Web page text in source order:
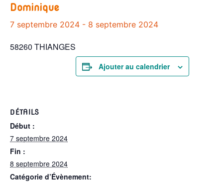
Dominique
7 septembre 2024 - 8 septembre 2024
58260 THIANGES
Ajouter au calendrier
DÉTAILS
Début :
7 septembre 2024
Fin :
8 septembre 2024
Catégorie d’Évènement: